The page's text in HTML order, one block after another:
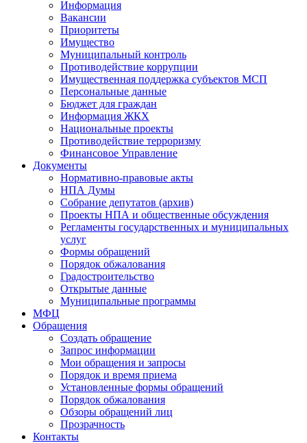
Информация
Вакансии
Приоритеты
Имущество
Муниципальный контроль
Противодействие коррупции
Имущественная поддержка субъектов МСП
Персональные данные
Бюджет для граждан
Информация ЖКХ
Национальные проекты
Противодействие терроризму
Финансовое Управление
Документы
Нормативно-правовые акты
НПА Думы
Собрание депутатов (архив)
Проекты НПА и общественные обсуждения
Регламенты государственных и муниципальных
услуг
Формы обращений
Порядок обжалования
Градостроительство
Открытые данные
Муниципальные программы
МФЦ
Обращения
Создать обращение
Запрос информации
Мои обращения и запросы
Порядок и время приема
Установленные формы обращений
Порядок обжалования
Обзоры обращений лиц
Прозрачность
Контакты